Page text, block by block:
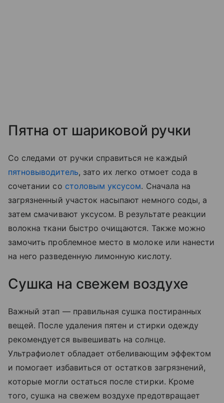
Пятна от шариковой ручки
Со следами от ручки справиться не каждый
пятновыводитель, зато их легко отмоет сода в
сочетании со столовым уксусом. Сначала на
загрязненный участок насыпают немного соды, а
затем смачивают уксусом. В результате реакции
волокна ткани быстро очищаются. Также можно
замочить проблемное место в молоке или нанести
на него разведенную лимонную кислоту.
Сушка на свежем воздухе
Важный этап — правильная сушка постиранных
вещей. После удаления пятен и стирки одежду
рекомендуется вывешивать на солнце.
Ультрафиолет обладает отбеливающим эффектом
и помогает избавиться от остатков загрязнений,
которые могли остаться после стирки. Кроме
того, сушка на свежем воздухе предотвращает